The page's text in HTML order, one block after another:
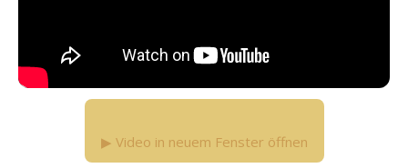
▶ Video in neuem Fenster öffnen